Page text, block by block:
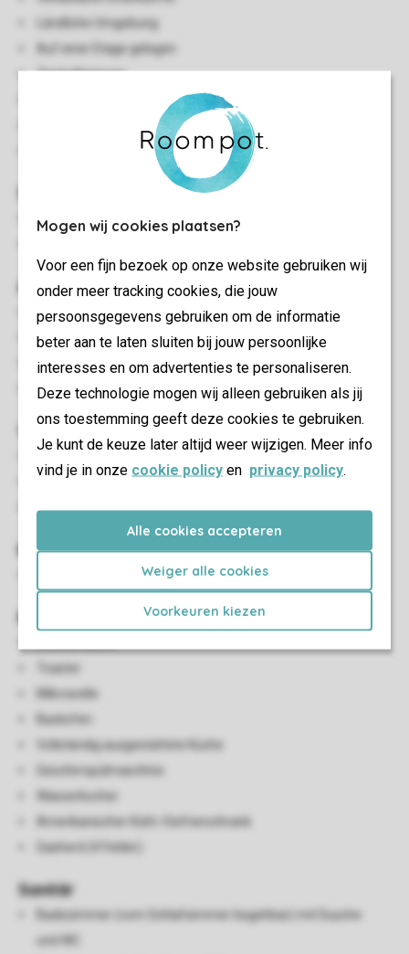
Mogen wij cookies plaatsen?
Voor een fijn bezoek op onze website gebruiken wij
onder meer tracking cookies, die jouw
persoonsgegevens gebruiken om de informatie
beter aan te laten sluiten bij jouw persoonlijke
interesses en om advertenties te personaliseren.
Deze technologie mogen wij alleen gebruiken als jij
ons toestemming geeft deze cookies te gebruiken.
Je kunt de keuze later altijd weer wijzigen. Meer info
vind je in onze cookie policy en privacy policy.
Alle cookies accepteren
Weiger alle cookies
Voorkeuren kiezen
Ländliche Umgebung
Auf einer Etage gelegen
Zentralheizung
Rauchen nicht gestattet
Haustiere nicht gestattet
Schlafzimmer mit einem Doppelbett
Außen
Luxuriöser Whirlpool (draußen)
Terrasse
Gartenstühle
Öffentlicher Parkplatz
Wohn-/Esszimmer
Essecke
Smart-TV
Kinder-Einrichtungen
Kinderhochstuhl (auf Anfrage)
Toaster
Mikrowelle
Backofen
Vollständig ausgestattete Küche
Geschirrspülmaschine
Wasserkocher
Amerikanischer Kühl-/Gefrierschrank
Gasherd (4 Felder)
Sanitär
Badezimmer (vom Schlafzimmer begehbar) mit Dusche
und WC